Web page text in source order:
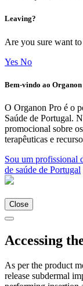
Leaving?
Are you sure want
Yes No
Bem-vindo ao
O Organon Pro é o
Saúde de Portugal.
promocional sobre
terapêuticas e
Sou um profissional
de saúde de Portugal
Close
Accessing
As per the product
release subdermal